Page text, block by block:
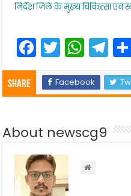
निर्देश जिले के मुख्य चिकित्सा एवं
F
a
c
e
b
o
o
k
T
w
itt
er
W
h
a
ts
A
p
p
T
el
e
gr
a
Share Facebook
About newscg9